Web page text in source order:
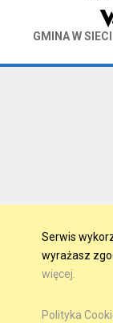
GMINA W SIECI
Serwis
wyrażasz
więcej.
Polityka